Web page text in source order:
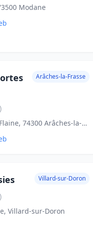
Modane
Arâches-la-Frasse
Lieu dit Les Gérats, Rte de Flaine, 74300 Arâches-la-Frasse
Villard-sur-Doron
Villard-sur-Doron